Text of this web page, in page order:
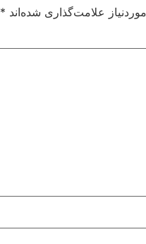
علامت‌گذاری شده‌اند *